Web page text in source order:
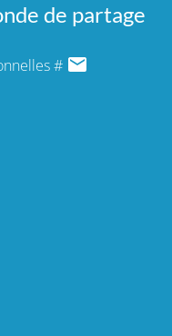
de partage
#